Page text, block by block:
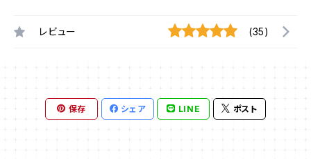
レビュー (35)
保存 シェア LINE ポスト